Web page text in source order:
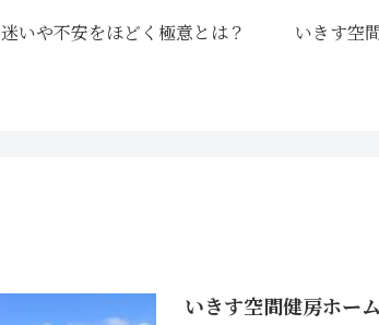
迷いや不安をほどく極意とは？ いきす空
いきす空間健房ホー